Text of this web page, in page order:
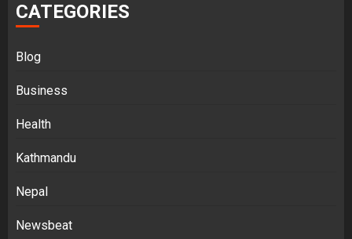
CATEGORIES
Blog
Business
Health
Kathmandu
Nepal
Newsbeat